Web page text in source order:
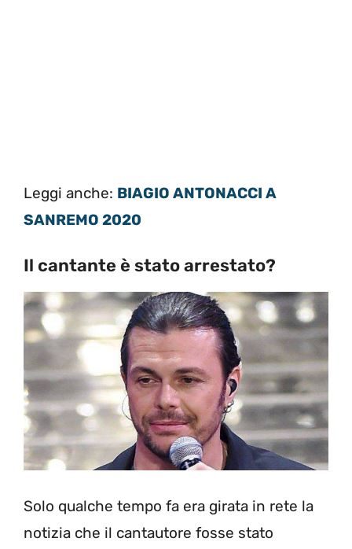
Leggi anche: BIAGIO ANTONACCI A
SANREMO 2020
Il cantante è stato arrestato?
Solo qualche tempo fa era girata in rete la
notizia che il cantautore fosse stato